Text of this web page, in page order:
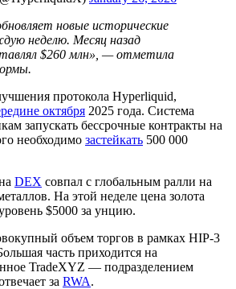
новые исторические
неделю. Месяц назад
$260 млн», — отметила
протокола Hyperliquid,
октября 2025 года. Система
запускать бессрочные контракты на
необходимо застейкать 500 000
DEX совпал с глобальным ралли на
На этой неделе цена золота
$5000 за унцию.
объем торгов в рамках HIP-3
часть приходится на
TradeXYZ — подразделением
за RWA.